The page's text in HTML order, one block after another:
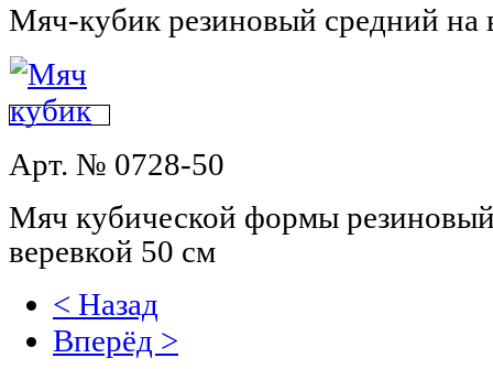
Мяч-кубик резиновый средний на
Арт. № 0728-50
Мяч кубической формы
веревкой 50 см
< Назад
Вперёд >